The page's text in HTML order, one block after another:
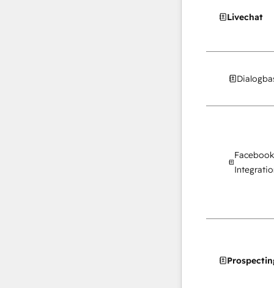
Livechat